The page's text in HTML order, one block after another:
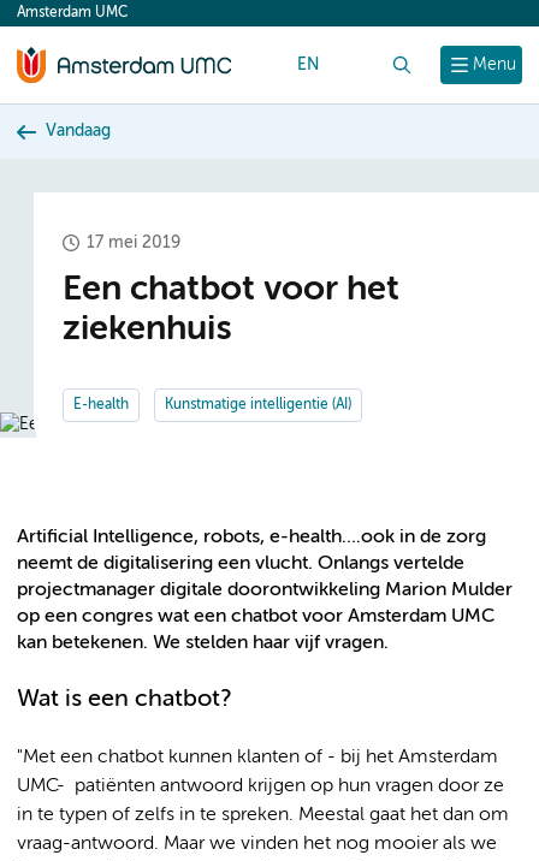
content
Menu
Amsterdam UMC
EN
Vandaag
17 mei 2019
Een chatbot voor het
ziekenhuis
E-health Kunstmatige intelligentie (AI)
Artificial Intelligence, robots, e-health….ook in de zorg
neemt de digitalisering een vlucht. Onlangs vertelde
projectmanager digitale doorontwikkeling Marion Mulder
op een congres wat een chatbot voor Amsterdam UMC
kan betekenen. We stelden haar vijf vragen.
Wat is een chatbot?
"Met een chatbot kunnen klanten of - bij het Amsterdam
UMC- patiënten antwoord krijgen op hun vragen door ze
in te typen of zelfs in te spreken. Meestal gaat het dan om
vraag-antwoord. Maar we vinden het nog mooier als we